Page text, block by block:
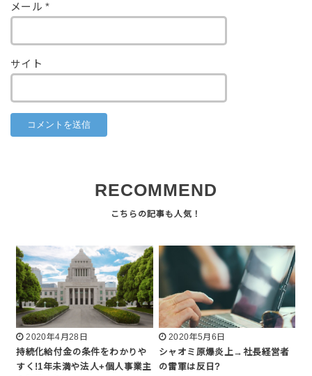
メール*
サイト
RECOMMEND
2020年4月28日
持続化給付金の条件をわかりや
すく!1年未満や法人+個人事業主
2020年5月6日
シャオミ原爆炎上→社長経営者
の雷軍は反日?